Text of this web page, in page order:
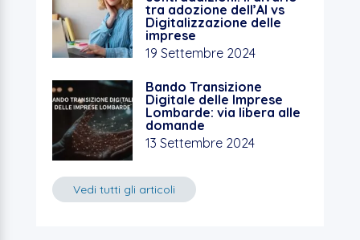
tra adozione dell’AI vs
Digitalizzazione delle
imprese
19 Settembre 2024
Bando Transizione
Digitale delle Imprese
Lombarde: via libera alle
domande
13 Settembre 2024
Vedi tutti gli articoli